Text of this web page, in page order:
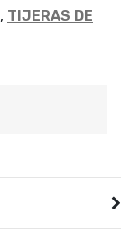
, TIJERAS DE